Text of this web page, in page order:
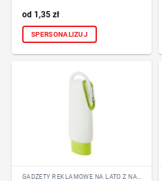
1,35 zł
SPERSONALIZUJ